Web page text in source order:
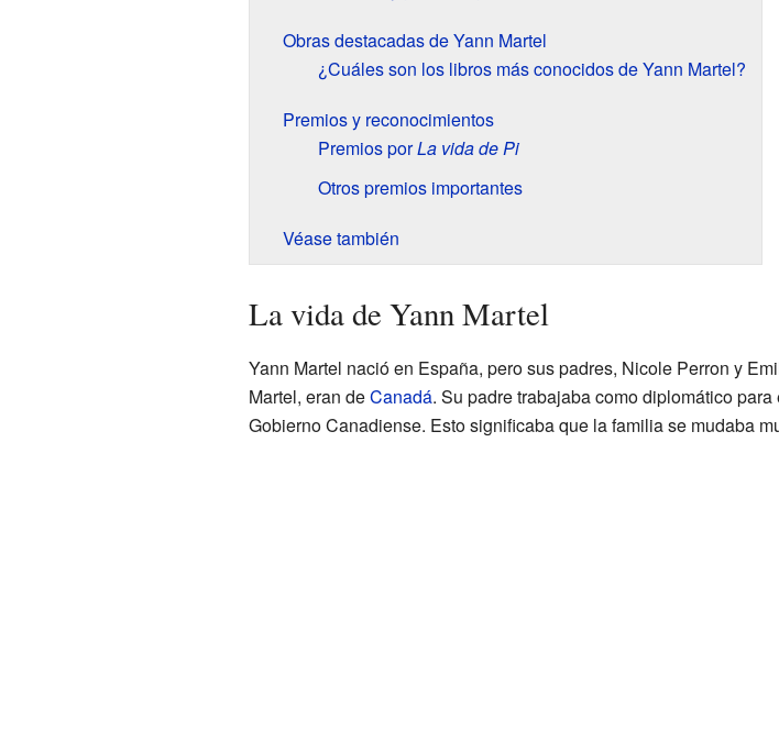
Obras destacadas de Yann Martel
¿Cuáles son los libros más conocidos de Yann Martel?
Premios y reconocimientos
Premios porLa vida de Pi
Otros premios importantes
Véase también
La vida de Yann Martel
Yann Martel nació en España, pero sus padres, Nicole Perron y
Martel, eran deCanadá. Su padre trabajaba como diplomático para
Gobierno Canadiense. Esto significaba que la familia se mudaba